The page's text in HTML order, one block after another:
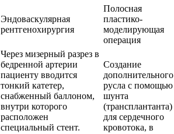
Эндоваскулярная
рентгенохирургия
Полосная
пластико-
моделирующая
операция
Через мизерный разрез в
бедренной артерии
пациенту вводится
тонкий катетер,
снабженный баллоном,
внутри которого
расположен
специальный стент.
Создание
дополнительного
русла с помощью
шунта
(трансплантанта)
для сердечного
кровотока, в